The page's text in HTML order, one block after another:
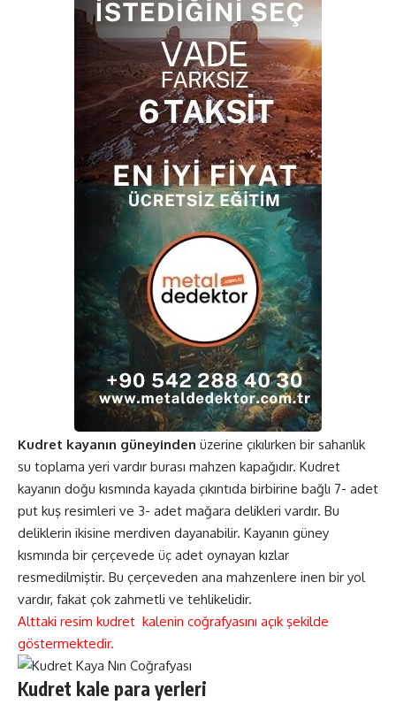
Kudret kayanın güneyinden üzerine çıkılırken bir sahanlık
su toplama yeri vardır burası mahzen kapağıdır. Kudret
kayanın doğu kısmında kayada çıkıntıda birbirine bağlı 7- adet
put kuş resimleri ve 3- adet mağara delikleri vardır. Bu
deliklerin ikisine merdiven dayanabilir. Kayanın güney
kısmında bir çerçevede üç adet oynayan kızlar
resmedilmiştir. Bu çerçeveden ana mahzenlere inen bir yol
vardır, fakat çok zahmetli ve tehlikelidir.
Alttaki resim kudret kalenin coğrafyasını açık şekilde
göstermektedir.
Kudret kale para yerleri